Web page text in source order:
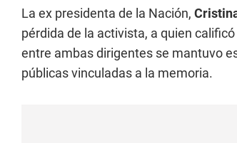
La ex presidenta de la Nación,
pérdida de la activista, a quien
entre ambas dirigentes se mantuvo
públicas vinculadas a la memoria.